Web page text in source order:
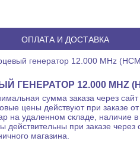
ОПЛАТА И ДОСТАВКА
генератор 12.000 MHz
ГЕНЕРАТОР 12.000 MHZ
сумма заказа через сайт
цены действуют при заказе от
на удаленном складе, наличие в
действительны при заказе через
магазина.